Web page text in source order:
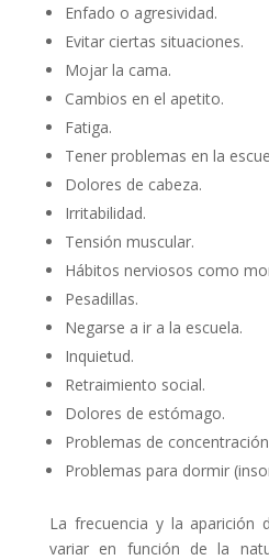
Enfado o agresividad.
Evitar ciertas situaciones.
Mojar la cama.
Cambios en el apetito.
Fatiga.
Tener problemas en la
Dolores de cabeza.
Irritabilidad.
Tensión muscular.
Hábitos nerviosos como
Pesadillas.
Negarse a ir a la escuela.
Inquietud.
Retraimiento social.
Dolores de estómago.
Problemas de
Problemas para dormir
La frecuencia y la aparición
variar en función de la